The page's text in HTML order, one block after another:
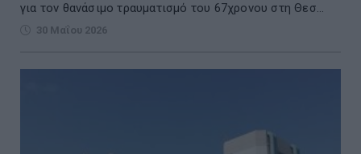
για τον θανάσιμο τραυματισμό του 67χρονου στη Θεσ...
30 Μαΐου 2026